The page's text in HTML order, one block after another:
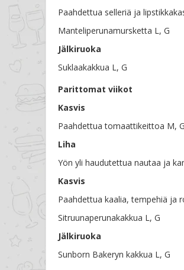
Paahdettua selleriä ja
Manteliperunamursketta L, G
Jälkiruoka
Suklaakakkua L, G
Parittomat viikot
Kasvis
Paahdettua tomaattikeittoa M, G
Liha
Yön yli haudutettua nautaa ja
Kasvis
Paahdettua kaalia, tempehiä ja
Sitruunaperunakakkua L, G
Jälkiruoka
Sunborn Bakeryn kakkua L, G